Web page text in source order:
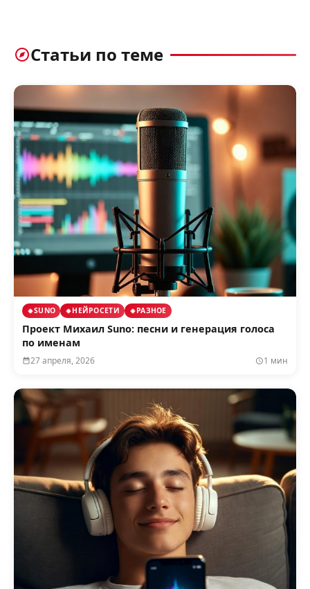
Статьи по теме
SUNO НЕЙРОСЕТИ РАЗНОЕ
Проект Михаил Suno: песни и генерация голоса
по именам
27 апреля, 2026 1 мин